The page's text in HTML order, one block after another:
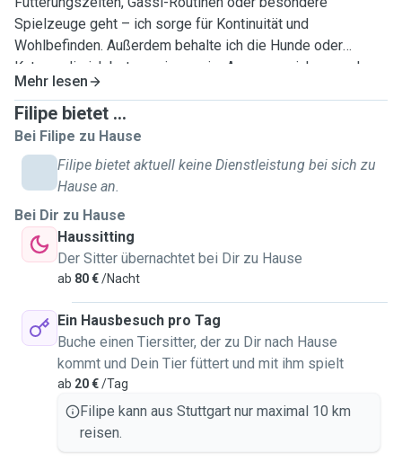
Spielzeuge geht – ich sorge für Kontinuität und
Wohlbefinden. Außerdem behalte ich die Hunde oder
Katzen, die ich betreue, immer im Auge, um sicherzugehen,
dass sie glücklich und entspannt sind. Ich freue mich
darauf, dein neuer Tiersitter in Stuttgart zu werden! Bei
Interesse melden Sie sich gerne, wir können uns
unverbindlich kennenlernen. Ich spreche Portugiesisch,
Englisch und lerne Deutsch.
Mehr lesen
Filipe bietet ...
Bei Filipe zu Hause
Filipe bietet aktuell keine Dienstleistung bei sich zu
Hause an.
Bei Dir zu Hause
Haussitting
Der Sitter übernachtet bei Dir zu Hause
ab 80 €/Nacht
Ein Hausbesuch pro Tag
Buche einen Tiersitter, der zu Dir nach Hause
kommt und Dein Tier füttert und mit ihm spielt
ab 20 €/Tag
Filipe kann aus Stuttgart nur maximal 10 km
reisen.